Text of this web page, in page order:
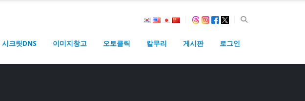
시크릿DNS 이미지창고 오토클릭 칼무리 게시판 로그인